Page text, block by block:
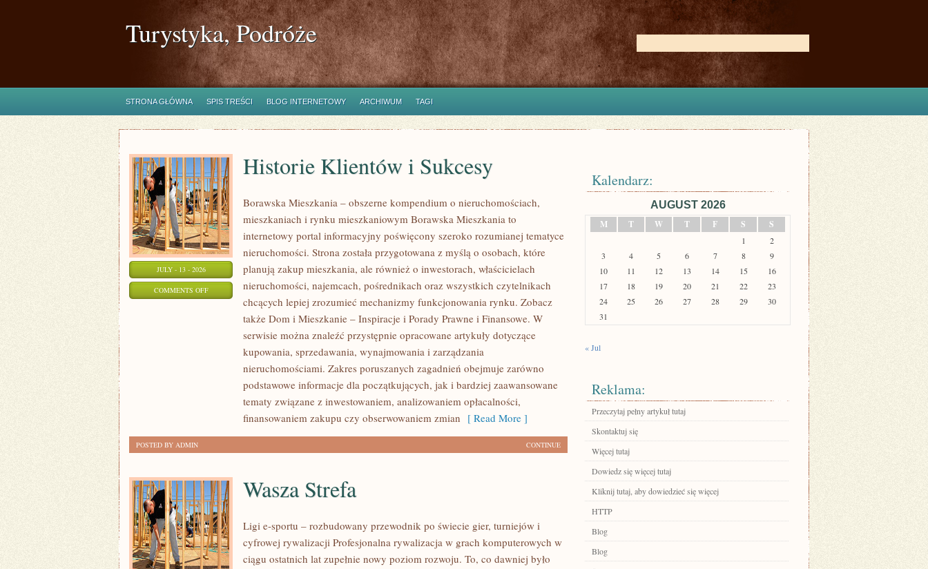
Turystyka, Podróże
STRONA GŁÓWNA SPIS TREŚCI BLOG INTERNETOWY ARCHIWUM TAGI
JULY - 13 - 2026
COMMENTS OFFON
Historie Klientów i Sukcesy
Borawska Mieszkania – obszerne kompendium o nieruchomościach,
mieszkaniach i rynku mieszkaniowym Borawska Mieszkania to
internetowy portal informacyjny poświęcony szeroko rozumianej tematyce
nieruchomości. Strona została przygotowana z myślą o osobach, które
planują zakup mieszkania, ale również o inwestorach, właścicielach
nieruchomości, najemcach, pośrednikach oraz wszystkich czytelnikach
chcących lepiej zrozumieć mechanizmy funkcjonowania rynku. Zobacz
także Dom i Mieszkanie – Inspiracje i Porady Prawne i Finansowe. W
serwisie można znaleźć przystępnie opracowane artykuły dotyczące
kupowania, sprzedawania, wynajmowania i zarządzania
nieruchomościami. Zakres poruszanych zagadnień obejmuje zarówno
podstawowe informacje dla początkujących, jak i bardziej zaawansowane
tematy związane z inwestowaniem, analizowaniem opłacalności,
finansowaniem zakupu czy obserwowaniem zmian [ Read More ]
CONTINUE
POSTED BY ADMIN
Wasza Strefa
Ligi e-sportu – rozbudowany przewodnik po świecie gier, turniejów i
cyfrowej rywalizacji Profesjonalna rywalizacja w grach komputerowych w
ciągu ostatnich lat zupełnie nowy poziom rozwoju. To, co dawniej było
Kalendarz:
AUGUST 2026
M
T W T F S S
1
2
3
4 5 6 7 8
9
10
11 12 13 14 15
16
17
18 19 20 21 22
23
24
25 26 27 28 29
30
31
« Jul
Reklama:
Przeczytaj pełny artykuł tutaj
Skontaktuj się
Więcej tutaj
Dowiedz się więcej tutaj
Kliknij tutaj, aby dowiedzieć się więcej
HTTP
Blog
Blog